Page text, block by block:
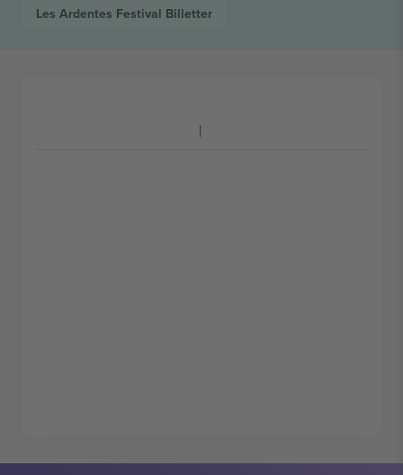
Les Ardentes Festival Billetter